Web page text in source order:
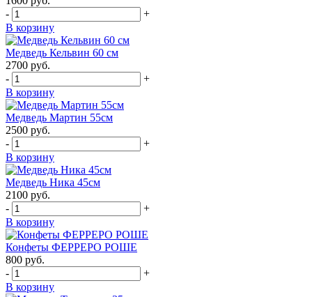
-
+
В корзину
Медведь Кельвин 60 см
2700 руб.
-
+
В корзину
Медведь Мартин 55см
2500 руб.
-
+
В корзину
Медведь Ника 45см
2100 руб.
-
+
В корзину
Конфеты ФЕРРЕРО РОШЕ
800 руб.
-
+
В корзину